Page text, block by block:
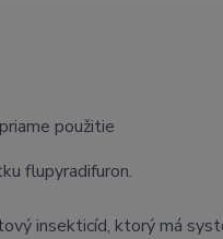
použitie
flupyradifuron.
insekticíd, ktorý má